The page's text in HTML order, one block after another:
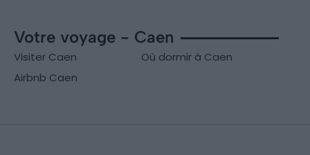
Votre voyage - Caen
Visiter Caen
Où dormir à Caen
Airbnb Caen